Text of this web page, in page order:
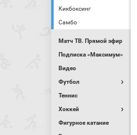
Кикбоксинг
Самбо
Матч ТВ. Прямой эфир
Подписка «Максимум»
Видео
Футбол
Теннис
Хоккей
Фигурное катание